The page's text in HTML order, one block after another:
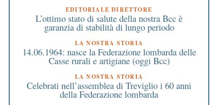
EDITORIALE DIRETTORE
L’ottimo stato di salute della nostra Bcc è
garanzia di stabilità di lungo periodo
LA NOSTRA STORIA
14.06.1964: nasce la Federazione lombarda delle
Casse rurali e artigiane (oggi Bcc)
LA NOSTRA STORIA
Celebrati nell’assemblea di Treviglio i 60 anni
della Federazione lombarda